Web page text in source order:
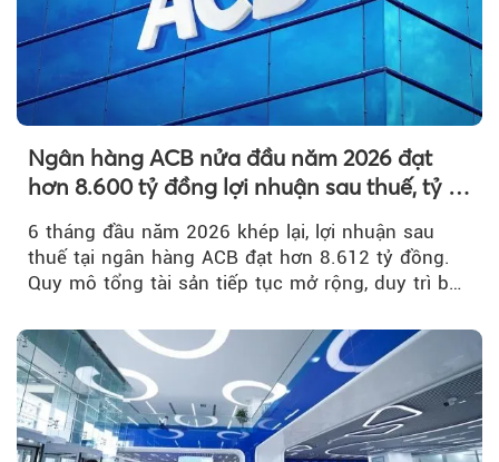
Ngân hàng ACB nửa đầu năm 2026 đạt
hơn 8.600 tỷ đồng lợi nhuận sau thuế, tỷ lệ
nợ xấu thấp nhất ngành
6 tháng đầu năm 2026 khép lại, lợi nhuận sau
thuế tại ngân hàng ACB đạt hơn 8.612 tỷ đồng.
Quy mô tổng tài sản tiếp tục mở rộng, duy trì bộ